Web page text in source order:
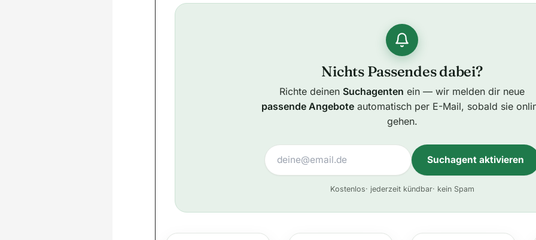
Nichts Passendes dabei?
Richte deinen Suchagenten ein — wir melden dir neue
passende Angeboteautomatisch per E-Mail, sobald sie
gehen.
Suchagent aktivieren
t
Kostenlos· jederzeit kündbar· kein Spam